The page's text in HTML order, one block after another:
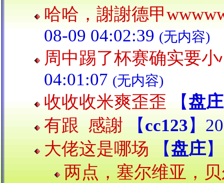
哈哈，謝謝德甲
08-09 04:02:39 (无内容)
周中踢了杯赛确实要小
04:01:07 (无内容)
收收收米爽歪歪 【盘庄
有跟 感謝 【cc123】
大佬这是哪场 【盘庄
两点，塞尔维亚，